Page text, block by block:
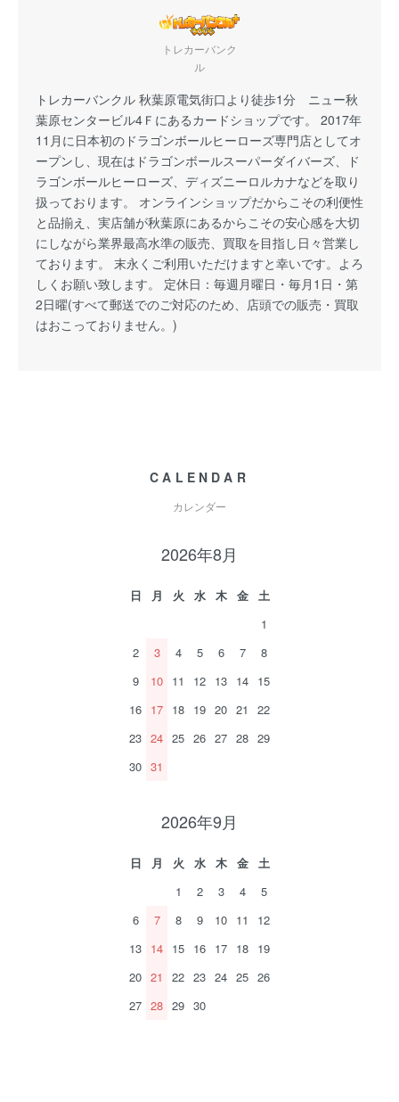
トレカーバンク
ル
トレカーバンクル 秋葉原電気街口より徒歩1分 ニュー秋
葉原センタービル4Ｆにあるカードショップです。 2017年
11月に日本初のドラゴンボールヒーローズ専門店としてオ
ープンし、現在はドラゴンボールスーパーダイバーズ、ド
ラゴンボールヒーローズ、ディズニーロルカナなどを取り
扱っております。 オンラインショップだからこその利便性
と品揃え、実店舗が秋葉原にあるからこその安心感を大切
にしながら業界最高水準の販売、買取を目指し日々営業し
ております。 末永くご利用いただけますと幸いです。よろ
しくお願い致します。 定休日：毎週月曜日・毎月1日・第
2日曜(すべて郵送でのご対応のため、店頭での販売・買取
はおこっておりません。)
CALENDAR
カレンダー
2026年8月
日 月 火 水 木 金
土
1
2
3 4 5 6 7
8
9
10 11 12 13 14 15
16 17 18 19 20 21
22
23 24 25 26 27 28 29
30 31
2026年9月
日 月 火 水 木 金
土
1
2 3 4
5
6
7 8 9 10 11
12
13 14 15 16 17 18 19
20 21 22 23 24 25 26
27 28 29 30